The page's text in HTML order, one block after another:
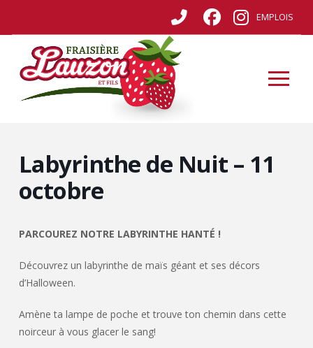
EMPLOIS
Labyrinthe de Nuit – 11
octobre
PARCOUREZ NOTRE LABYRINTHE HANTÉ !
Découvrez un labyrinthe de maïs géant et ses décors
d’Halloween.
Amène ta lampe de poche et trouve ton chemin dans cette
noirceur à vous glacer le sang!